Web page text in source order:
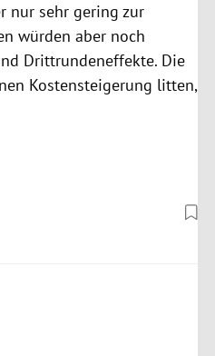
nur sehr gering zur
würden aber noch
Drittrundeneffekte. Die
Kostensteigerung litten,